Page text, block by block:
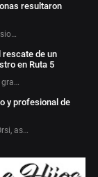
resultaron
rescate de un
en Ruta 5
gra…
y profesional de
as…